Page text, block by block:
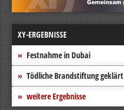
XY-ERGEBNISSE
Festnahme in Dubai
Tödliche Brandstiftung geklärt
weitere Ergebnisse